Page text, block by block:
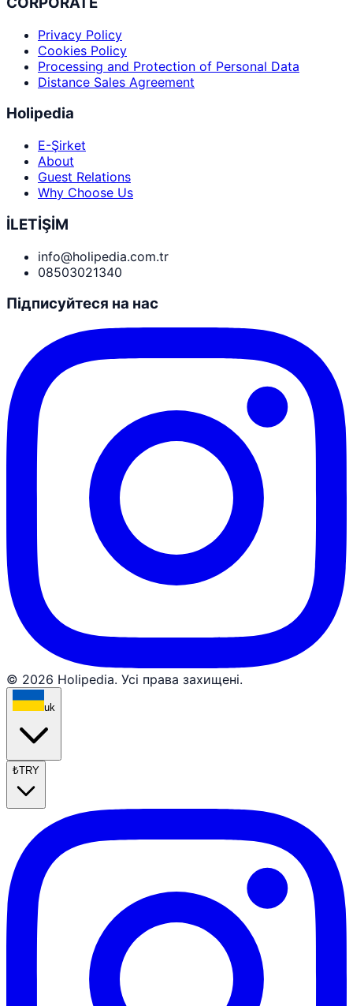
Privacy Policy
Cookies Policy
Processing and Protection of Personal Data
Distance Sales Agreement
Holipedia
E-Şirket
About
Guest Relations
Why Choose Us
İLETİŞİM
info@holipedia.com.tr
08503021340
Підписуйтеся на нас
© 2026 Holipedia. Усі права захищені.
uk
₺TRY